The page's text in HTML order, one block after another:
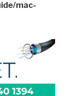
mac-